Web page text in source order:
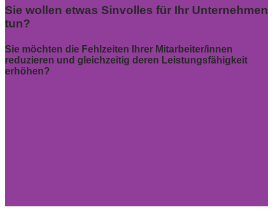
Sie wollen etwas Sinvolles für Ihr Unternehmen
tun?
Sie möchten die Fehlzeiten Ihrer Mitarbeiter/innen
reduzieren und gleichzeitig deren Leistungsfähigkeit
erhöhen?